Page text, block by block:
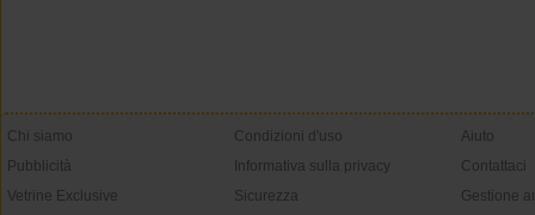
Chi siamo
Pubblicità
Vetrine Exclusive
Condizioni d'uso
Informativa sulla privacy
Sicurezza
Aiuto
Contattaci
Gestione